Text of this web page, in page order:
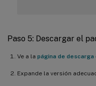
Paso 5: Descargar el
Ve a la página de descarga
Expande la versión